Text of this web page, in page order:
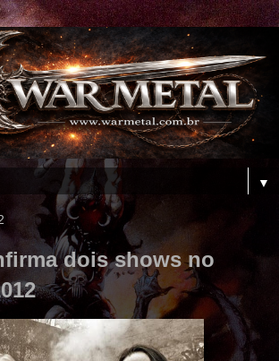
▼
dois shows no